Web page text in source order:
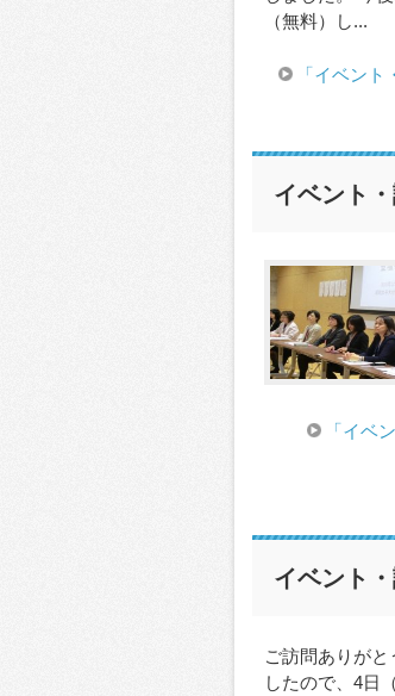
（無料）し...
「イベン
イベント
「イベ
イベント
ご訪問ありが
したので、4日